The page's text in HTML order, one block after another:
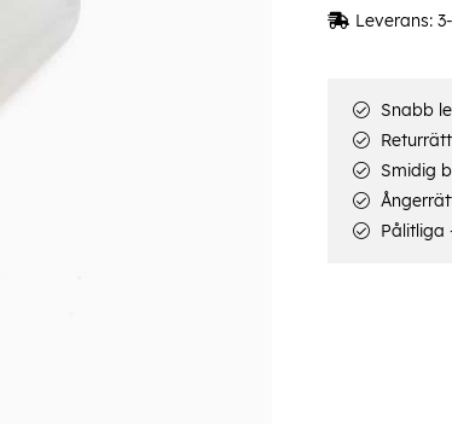
Leverans:
Snabb
Smidig
Pålitliga